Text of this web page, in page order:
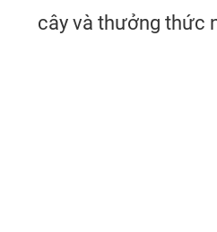
cây và thưởng thức